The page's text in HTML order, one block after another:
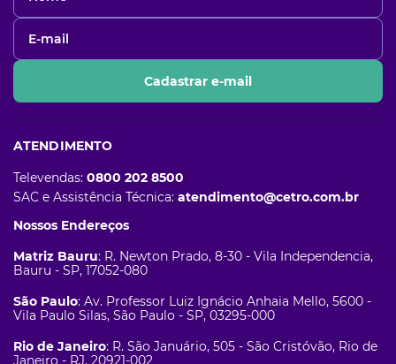
Cadastrar e-mail
ATENDIMENTO
Televendas: 0800 202 8500
SAC e Assistência Técnica: atendimento@cetro.com.br
Nossos Endereços
Matriz Bauru: R. Newton Prado, 8-30 - Vila Independencia,
Bauru - SP, 17052-080
São Paulo: Av. Professor Luiz Ignácio Anhaia Mello, 5600 -
Vila Paulo Silas, São Paulo - SP, 03295-000
Rio de Janeiro: R. São Januário, 505 - São Cristóvão, Rio de
Janeiro - RJ, 20921-002